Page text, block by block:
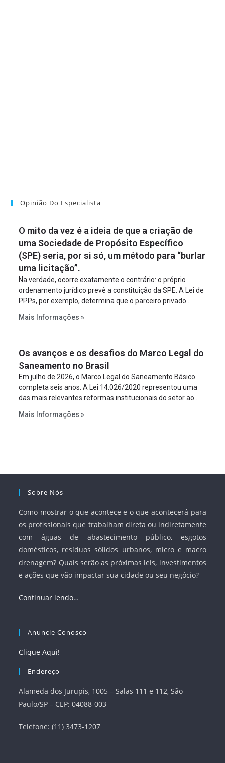
Opinião Do Especialista
O mito da vez é a ideia de que a criação de
uma Sociedade de Propósito Específico
(SPE) seria, por si só, um método para “burlar
uma licitação”.
Na verdade, ocorre exatamente o contrário: o próprio
ordenamento jurídico prevê a constituição da SPE. A Lei de
PPPs, por exemplo, determina que o parceiro privado
empreendimento. Ou seja, a suposta “fraude à licitação” é
projeto a projeto.
Mais Informações »
Os avanços e os desafios do Marco Legal do
Saneamento no Brasil
Em julho de 2026, o Marco Legal do Saneamento Básico
completa seis anos. A Lei 14.026/2020 representou uma
das mais relevantes reformas institucionais do setor ao
serviços, ampliar a participação da iniciativa privada,
Mais Informações »
Sobre Nós
Como mostrar o que acontece e o que acontecerá para
os profissionais que trabalham direta ou indiretamente
com águas de abastecimento público, esgotos
domésticos, resíduos sólidos urbanos, micro e macro
drenagem? Quais serão as próximas leis, investimentos
e ações que vão impactar sua cidade ou seu negócio?
Continuar lendo…
Anuncie Conosco
Clique Aqui!
Endereço
Alameda dos Jurupis, 1005 – Salas 111 e 112, São
Paulo/SP – CEP: 04088-003
Telefone: (11) 3473-1207